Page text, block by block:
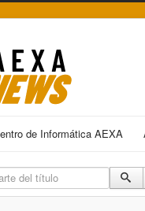
de Informática AEXA
del título